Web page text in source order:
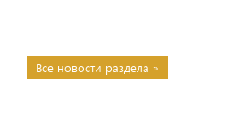
Все новости раздела »